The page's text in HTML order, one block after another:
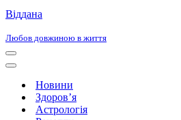
навігації
Віддана
Любов довжиною в життя
Меню
навігації
Меню
навігаціїНовини
Здоров’я
Астрологія